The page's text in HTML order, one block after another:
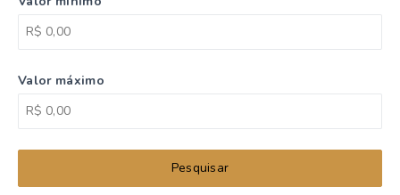
Valor máximo
Pesquisar